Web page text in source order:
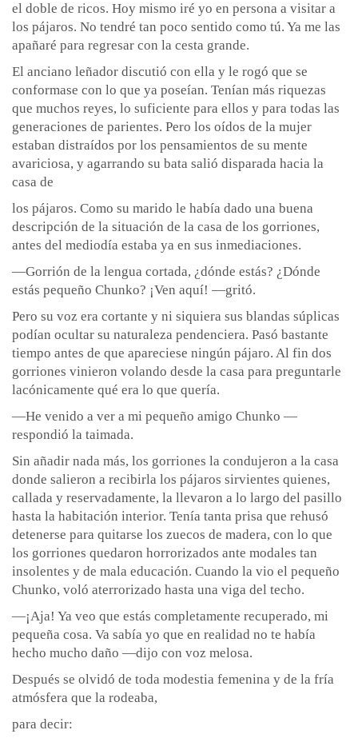
el doble de ricos. Hoy mismo iré yo en persona a visitar a
los pájaros. No tendré tan poco sentido como tú. Ya me las
apañaré para regresar con la cesta grande.
El anciano leñador discutió con ella y le rogó que se
conformase con lo que ya poseían. Tenían más riquezas
que muchos reyes, lo suficiente para ellos y para todas las
generaciones de parientes. Pero los oídos de la mujer
estaban distraídos por los pensamientos de su mente
avariciosa, y agarrando su bata salió disparada hacia la
casa de
los pájaros. Como su marido le había dado una buena
descripción de la situación de la casa de los gorriones,
antes del mediodía estaba ya en sus inmediaciones.
—Gorrión de la lengua cortada, ¿dónde estás? ¿Dónde
estás pequeño Chunko? ¡Ven aquí! —gritó.
Pero su voz era cortante y ni siquiera sus blandas súplicas
podían ocultar su naturaleza pendenciera. Pasó bastante
tiempo antes de que apareciese ningún pájaro. Al fin dos
gorriones vinieron volando desde la casa para preguntarle
lacónicamente qué era lo que quería.
—He venido a ver a mi pequeño amigo Chunko —
respondió la taimada.
Sin añadir nada más, los gorriones la condujeron a la casa
donde salieron a recibirla los pájaros sirvientes quienes,
callada y reservadamente, la llevaron a lo largo del pasillo
hasta la habitación interior. Tenía tanta prisa que rehusó
detenerse para quitarse los zuecos de madera, con lo que
los gorriones quedaron horrorizados ante modales tan
insolentes y de mala educación. Cuando la vio el pequeño
Chunko, voló aterrorizado hasta una viga del techo.
—¡Aja! Ya veo que estás completamente recuperado, mi
pequeña cosa. Va sabía yo que en realidad no te había
hecho mucho daño —dijo con voz melosa.
Después se olvidó de toda modestia femenina y de la fría
atmósfera que la rodeaba,
para decir: